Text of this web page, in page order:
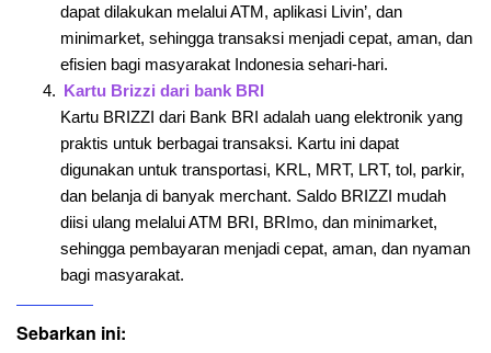
dapat dilakukan melalui ATM, aplikasi Livin’, dan
minimarket, sehingga transaksi menjadi cepat, aman, dan
efisien bagi masyarakat Indonesia sehari-hari.
Kartu Brizzi dari bank BRI
Kartu BRIZZI dari Bank BRI adalah uang elektronik yang
praktis untuk berbagai transaksi. Kartu ini dapat
digunakan untuk transportasi, KRL, MRT, LRT, tol, parkir,
dan belanja di banyak merchant. Saldo BRIZZI mudah
diisi ulang melalui ATM BRI, BRImo, dan minimarket,
sehingga pembayaran menjadi cepat, aman, dan nyaman
bagi masyarakat.
Sebarkan ini: